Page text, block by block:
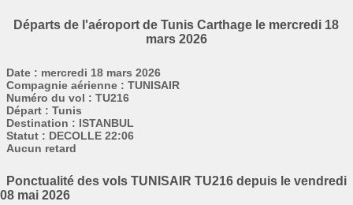
Départs de l'aéroport de Tunis Carthage le mercredi 18
mars 2026
Date : mercredi 18 mars 2026
Compagnie aérienne : TUNISAIR
Numéro du vol : TU216
Départ : Tunis
Destination : ISTANBUL
Statut : DECOLLE 22:06
Aucun retard
Ponctualité des vols TUNISAIR TU216 depuis le vendredi
08 mai 2026